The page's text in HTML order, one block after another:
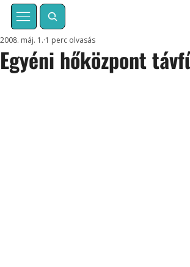
Egyéni hőközpont
2008. máj. 1. 1 perc olvasás